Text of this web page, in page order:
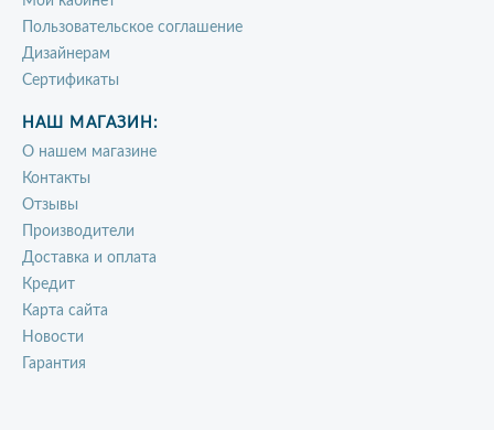
Пользовательское соглашение
Дизайнерам
Сертификаты
НАШ МАГАЗИН:
О нашем магазине
Контакты
Отзывы
Производители
Доставка и оплата
Кредит
Карта сайта
Новости
Гарантия